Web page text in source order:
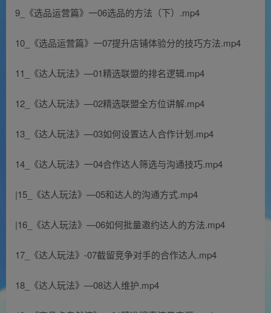
9_《选品运营篇》一06选品的方法（下）.mp4
10_《选品运营篇》一07提升店铺体验分的技巧方法.mp4
11_《达人玩法》—01精选联盟的排名逻辑.mp4
12_《达人玩法》—02精选联盟全方位讲解.mp4
13_《达人玩法》—03如何设置达人合作计划.mp4
14_《达人玩法》一04合作达人筛选与沟通技巧.mp4
|15_《达人玩法》—05和达人的沟通方式.mp4
|16_《达人玩法》—06如何批量邀约达人的方法.mp4
17_《达人玩法》-07截留竞争对手的合作达人.mp4
18_《达人玩法》—08达人维护.mp4